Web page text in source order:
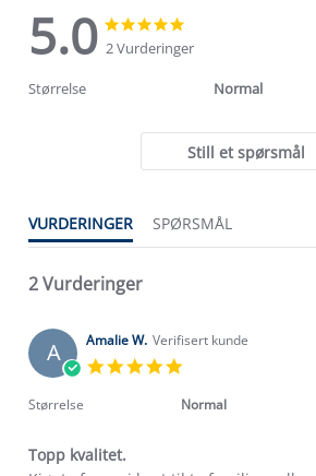
5.0
5.0
star
rating
star
2 Vurderinger
Størrelse Normal
Still et spørsmål
VURDERINGER SPØRSMÅL
2 Vurderinger
A Amalie W. Verifisert kunde
rating
Størrelse Normal
Topp kvalitet.